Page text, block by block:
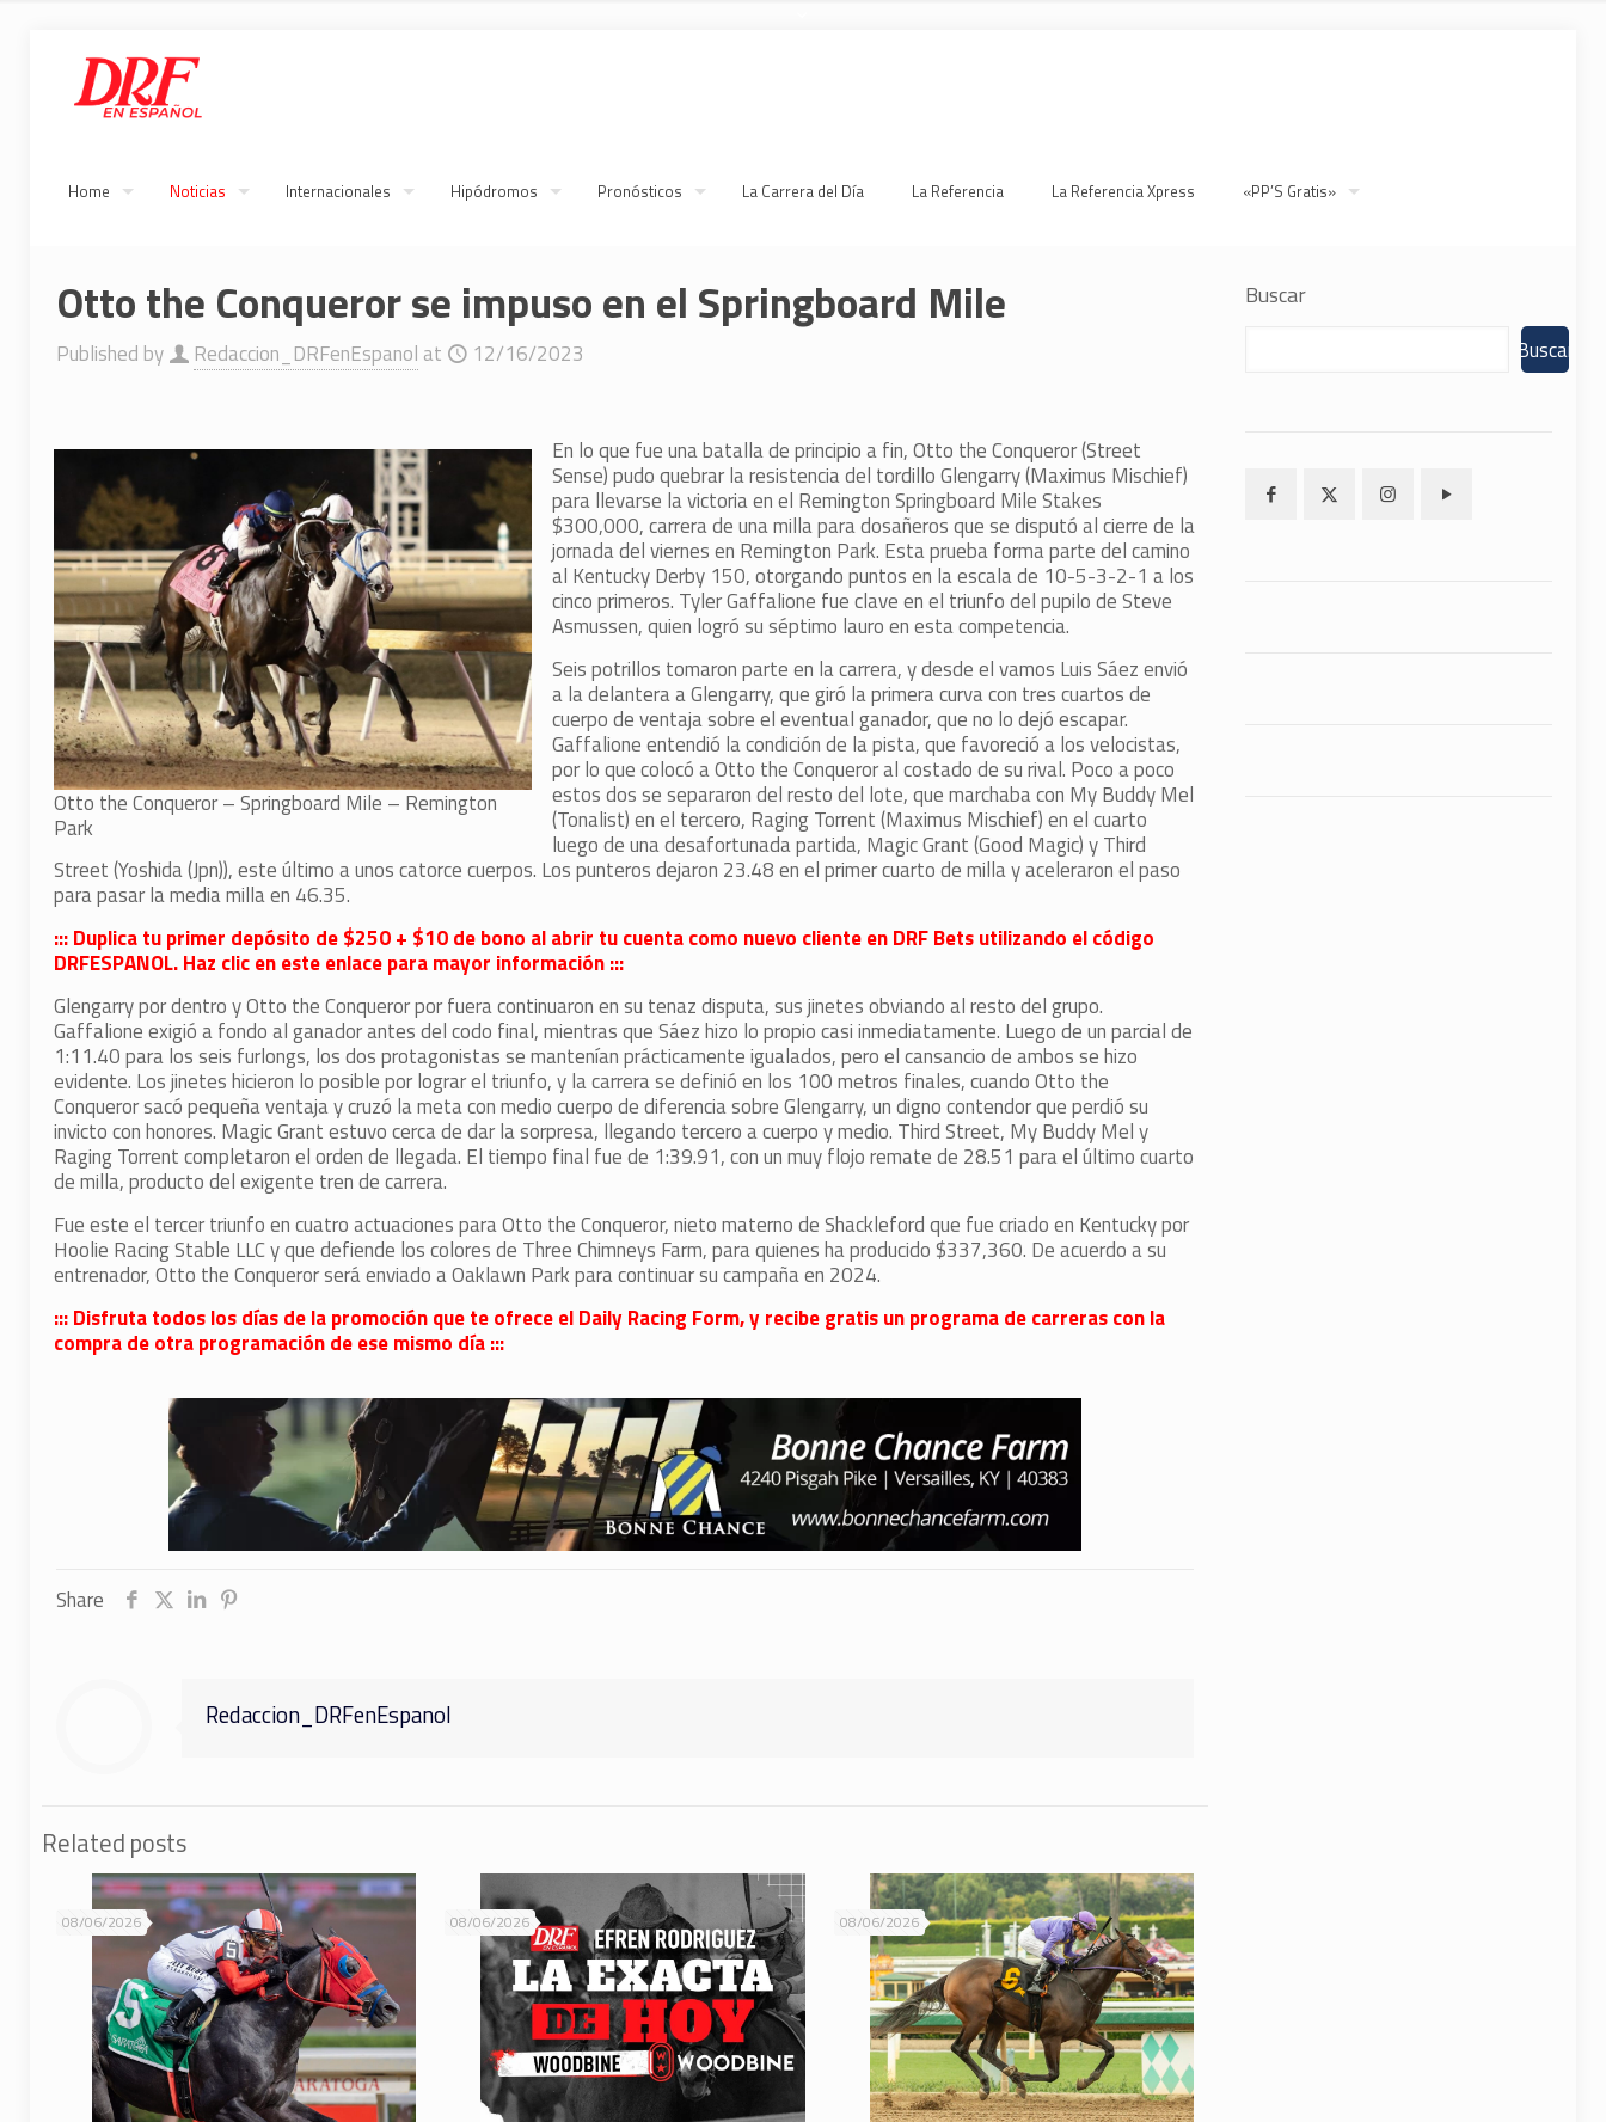
Home Noticias Internacionales Hipódromos Pronósticos La Carrera del Día La Referencia La Referencia Xpress «PP’S Gratis»
Otto the Conqueror se impuso en el Springboard Mile
Published by Redaccion_DRFenEspanol at 12/16/2023
Otto the Conqueror – Springboard Mile – Remington
Park
En lo que fue una batalla de principio a fin, Otto the Conqueror (Street
Sense) pudo quebrar la resistencia del tordillo Glengarry (Maximus Mischief)
para llevarse la victoria en el Remington Springboard Mile Stakes
$300,000, carrera de una milla para dosañeros que se disputó al cierre de la
jornada del viernes en Remington Park. Esta prueba forma parte del camino
al Kentucky Derby 150, otorgando puntos en la escala de 10-5-3-2-1 a los
cinco primeros. Tyler Gaffalione fue clave en el triunfo del pupilo de Steve
Asmussen, quien logró su séptimo lauro en esta competencia.
Seis potrillos tomaron parte en la carrera, y desde el vamos Luis Sáez envió
a la delantera a Glengarry, que giró la primera curva con tres cuartos de
cuerpo de ventaja sobre el eventual ganador, que no lo dejó escapar.
Gaffalione entendió la condición de la pista, que favoreció a los velocistas,
por lo que colocó a Otto the Conqueror al costado de su rival. Poco a poco
estos dos se separaron del resto del lote, que marchaba con My Buddy Mel
(Tonalist) en el tercero, Raging Torrent (Maximus Mischief) en el cuarto
luego de una desafortunada partida, Magic Grant (Good Magic) y Third
Street (Yoshida (Jpn)), este último a unos catorce cuerpos. Los punteros dejaron 23.48 en el primer cuarto de milla y aceleraron el paso
para pasar la media milla en 46.35.
::: Duplica tu primer depósito de $250 + $10 de bono al abrir tu cuenta como nuevo cliente en DRF Bets utilizando el código
DRFESPANOL. Haz clic en este enlace para mayor información :::
Glengarry por dentro y Otto the Conqueror por fuera continuaron en su tenaz disputa, sus jinetes obviando al resto del grupo.
Gaffalione exigió a fondo al ganador antes del codo final, mientras que Sáez hizo lo propio casi inmediatamente. Luego de un parcial de
1:11.40 para los seis furlongs, los dos protagonistas se mantenían prácticamente igualados, pero el cansancio de ambos se hizo
evidente. Los jinetes hicieron lo posible por lograr el triunfo, y la carrera se definió en los 100 metros finales, cuando Otto the
Conqueror sacó pequeña ventaja y cruzó la meta con medio cuerpo de diferencia sobre Glengarry, un digno contendor que perdió su
invicto con honores. Magic Grant estuvo cerca de dar la sorpresa, llegando tercero a cuerpo y medio. Third Street, My Buddy Mel y
Raging Torrent completaron el orden de llegada. El tiempo final fue de 1:39.91, con un muy flojo remate de 28.51 para el último cuarto
de milla, producto del exigente tren de carrera.
Fue este el tercer triunfo en cuatro actuaciones para Otto the Conqueror, nieto materno de Shackleford que fue criado en Kentucky por
Hoolie Racing Stable LLC y que defiende los colores de Three Chimneys Farm, para quienes ha producido $337,360. De acuerdo a su
entrenador, Otto the Conqueror será enviado a Oaklawn Park para continuar su campaña en 2024.
::: Disfruta todos los días de la promoción que te ofrece el Daily Racing Form, y recibe gratis un programa de carreras con la
compra de otra programación de ese mismo día :::
Share
Redaccion_DRFenEspanol
Related posts
08/06/2026 08/06/2026 08/06/2026
Buscar
Buscar